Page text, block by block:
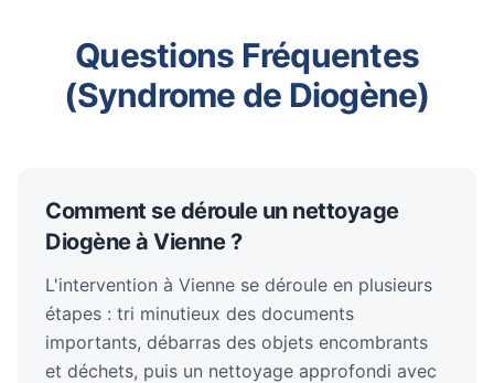
Questions Fréquentes
(Syndrome de Diogène)
Comment se déroule un nettoyage
Diogène à Vienne ?
L'intervention à Vienne se déroule en plusieurs
étapes : tri minutieux des documents
importants, débarras des objets encombrants
et déchets, puis un nettoyage approfondi avec